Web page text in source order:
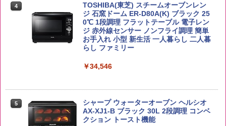
by Amazon あきたこまちブレンド 無洗
米 5kg
￥3,396
【数量限定】フロム・ザ・バレル モルト
ウイスキー500ml アサヒ [ 日本 500ml ]
【中元 ギフト プレゼント 贈り物に】
￥4,402
カップヌードル レギュラー 日清食品 カ
ップ麺 78g×20個
￥3,475
4
TOSHIBA(東芝) スチームオーブンレン
ジ 石窯ドーム ER-D80A(K) ブラック 25
0℃ 1段調理 フラットテーブル 電子レン
ジ 赤外線センサー ノンフライ調理 簡単
お手入れ 小型 新生活 一人暮らし 二人暮
らし ファミリー
￥34,546
5
シャープ ウォーターオーブン ヘルシオ
AX-XJ1-B ブラック 30L 2段調理 コンベ
クション トースト機能